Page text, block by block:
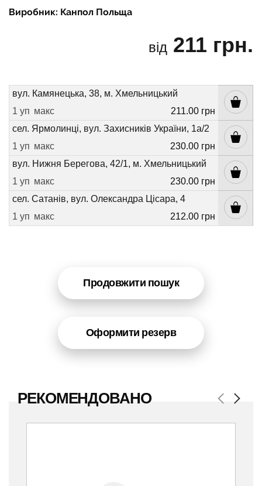
Виробник: Канпол Польща
від 211 грн.
вул. Камянецька, 38, м. Хмельницький
1 уп макс
211.00 грн
сел. Ярмолинці, вул. Захисників України, 1а/2
1 уп макс
230.00 грн
вул. Нижня Берегова, 42/1, м. Хмельницький
1 уп макс
230.00 грн
сел. Сатанів, вул. Олександра Цісара, 4
1 уп макс 212.00 грн
Продовжити пошук
Оформити резерв
РЕКОМЕНДОВАНО Previous
Next